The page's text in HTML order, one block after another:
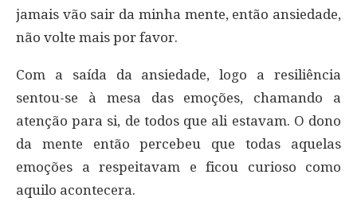
jamais vão sair da minha mente, então ansiedade,
não volte mais por favor.
Com a saída da ansiedade, logo a resiliência
sentou-se à mesa das emoções, chamando a
atenção para si, de todos que ali estavam. O dono
da mente então percebeu que todas aquelas
emoções a respeitavam e ficou curioso como
aquilo acontecera.